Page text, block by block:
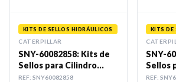
KITS DE SELLOS HIDRÁULICOS
CATERPILLAR
SNY-60082858: Kits de
Sellos para Cilindro
Hidráulico 75 X 105
REF: SNY60082858
KITS DE
SNY-
Sellos
REF: